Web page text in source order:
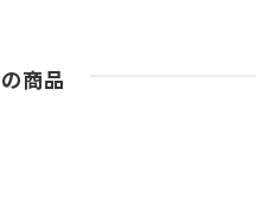
の商品